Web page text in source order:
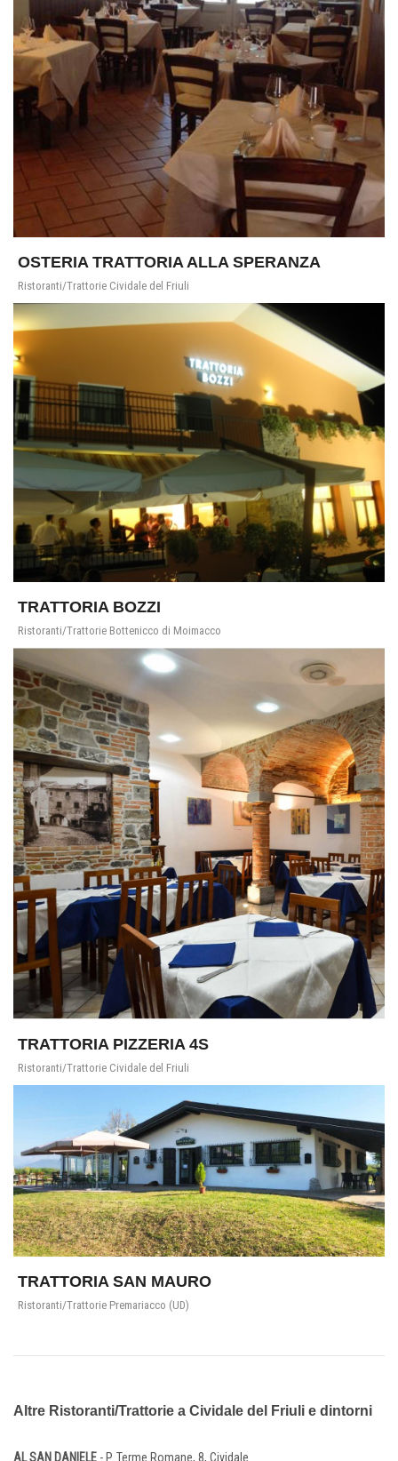
OSTERIA TRATTORIA ALLA SPERANZA
Ristoranti/Trattorie Cividale del Friuli
TRATTORIA BOZZI
Ristoranti/Trattorie Bottenicco di Moimacco
TRATTORIA PIZZERIA 4S
Ristoranti/Trattorie Cividale del Friuli
TRATTORIA SAN MAURO
Ristoranti/Trattorie Premariacco (UD)
Altre Ristoranti/Trattorie a Cividale del Friuli e dintorni
AL SAN DANIELE - P. Terme Romane, 8, Cividale